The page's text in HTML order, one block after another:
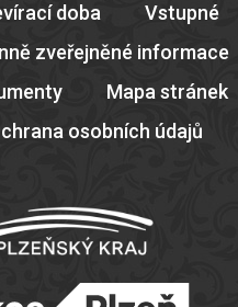
doba
Vstupné
zveřejněné informace
Mapa stránek
osobních údajů